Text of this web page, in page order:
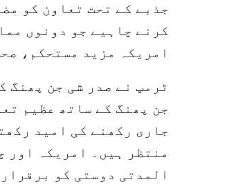
جذبے کے تحت تعاون کو
کرنے چاہیے جو دونوں
امریکہ مزید مستحکم،
ٹرمپ نے صدر شی جن پھنگ
جن پھنگ کے ساتھ عظیم
جاری رکھنے کی امید
منتظر ہیں۔ امریکہ اور
المدتی دوستی کو